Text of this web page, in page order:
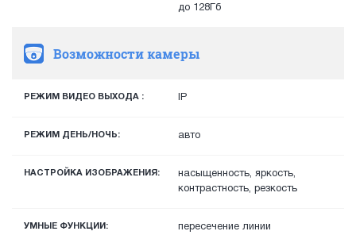
до 128Гб
Возможности камеры
РЕЖИМ ВИДЕО ВЫХОДА : IP
РЕЖИМ ДЕНЬ/НОЧЬ: авто
НАСТРОЙКА ИЗОБРАЖЕНИЯ:
насыщенность, яркость,
контрастность, резкость
УМНЫЕ ФУНКЦИИ: пересечение линии